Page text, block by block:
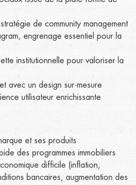
de community management
engrenage essentiel pour la
institutionnelle pour valoriser la
avec un design sur-mesure
utilisateur enrichissante
et ses produits
des programmes immobiliers
difficile (inflation,
bancaires, augmentation des